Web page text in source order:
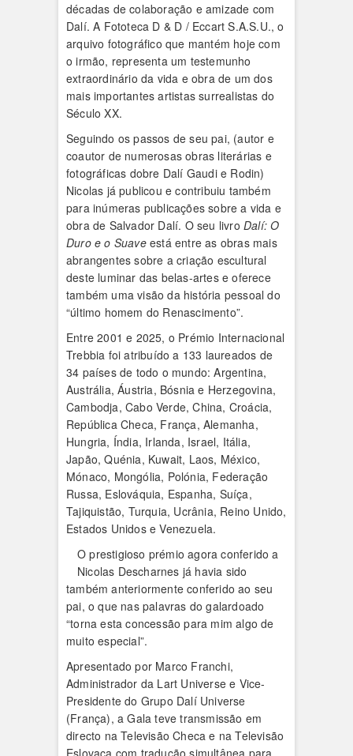
décadas de colaboração e amizade com
Dalí. A Fototeca D & D / Eccart S.A.S.U., o
arquivo fotográfico que mantém hoje com
o irmão, representa um testemunho
extraordinário da vida e obra de um dos
mais importantes artistas surrealistas do
Século XX.
Seguindo os passos de seu pai, (autor e
coautor de numerosas obras literárias e
fotográficas dobre Dalí Gaudi e Rodin)
Nicolas já publicou e contribuiu também
para inúmeras publicações sobre a vida e
obra de Salvador Dalí. O seu livro Dalí: O
Duro e o Suaveestá entre as obras mais
abrangentes sobre a criação escultural
deste luminar das belas-artes e oferece
também uma visão da história pessoal do
“último homem do Renascimento”.
Entre 2001 e 2025, o Prémio Internacional
Trebbia foi atribuído a 133 laureados de
34 países de todo o mundo: Argentina,
Austrália, Áustria, Bósnia e Herzegovina,
Cambodja, Cabo Verde, China, Croácia,
República Checa, França, Alemanha,
Hungria, Índia, Irlanda, Israel, Itália,
Japão, Quénia, Kuwait, Laos, México,
Mónaco, Mongólia, Polónia, Federação
Russa, Eslováquia, Espanha, Suíça,
Tajiquistão, Turquia, Ucrânia, Reino Unido,
Estados Unidos e Venezuela.
O prestigioso prémio agora conferido a
Nicolas Descharnes já havia sido
também anteriormente conferido ao seu
pai, o que nas palavras do galardoado
“torna esta concessão para mim algo de
muito especial”.
Apresentado por Marco Franchi,
Administrador da Lart Universe e Vice-
Presidente do Grupo Dalí Universe
(França), a Gala teve transmissão em
directo na Televisão Checa e na Televisão
Eslovaca com tradução simultânea para